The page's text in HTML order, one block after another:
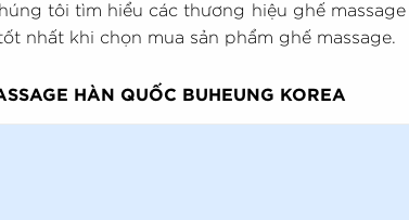
tôi tìm hiểu các thương hiệu ghế
nhất khi chọn mua sản phẩm ghế massage.
HÀN QUỐC BUHEUNG KOREA